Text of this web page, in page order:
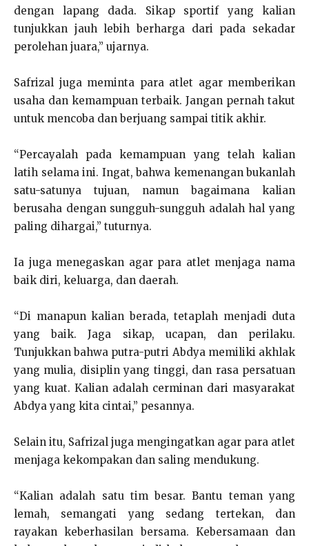
dengan lapang dada. Sikap sportif yang kalian
tunjukkan jauh lebih berharga dari pada sekadar
perolehan juara,” ujarnya.
Safrizal juga meminta para atlet agar memberikan
usaha dan kemampuan terbaik. Jangan pernah takut
untuk mencoba dan berjuang sampai titik akhir.
“Percayalah pada kemampuan yang telah kalian
latih selama ini. Ingat, bahwa kemenangan bukanlah
satu-satunya tujuan, namun bagaimana kalian
berusaha dengan sungguh-sungguh adalah hal yang
paling dihargai,” tuturnya.
Ia juga menegaskan agar para atlet menjaga nama
baik diri, keluarga, dan daerah.
“Di manapun kalian berada, tetaplah menjadi duta
yang baik. Jaga sikap, ucapan, dan perilaku.
Tunjukkan bahwa putra-putri Abdya memiliki akhlak
yang mulia, disiplin yang tinggi, dan rasa persatuan
yang kuat. Kalian adalah cerminan dari masyarakat
Abdya yang kita cintai,” pesannya.
Selain itu, Safrizal juga mengingatkan agar para atlet
menjaga kekompakan dan saling mendukung.
“Kalian adalah satu tim besar. Bantu teman yang
lemah, semangati yang sedang tertekan, dan
rayakan keberhasilan bersama. Kebersamaan dan